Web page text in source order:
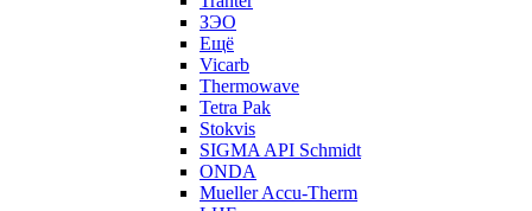
ЗЭО
Ещё
Vicarb
Thermowave
Tetra Pak
Stokvis
SIGMA API Schmidt
ONDA
Mueller Accu-Therm